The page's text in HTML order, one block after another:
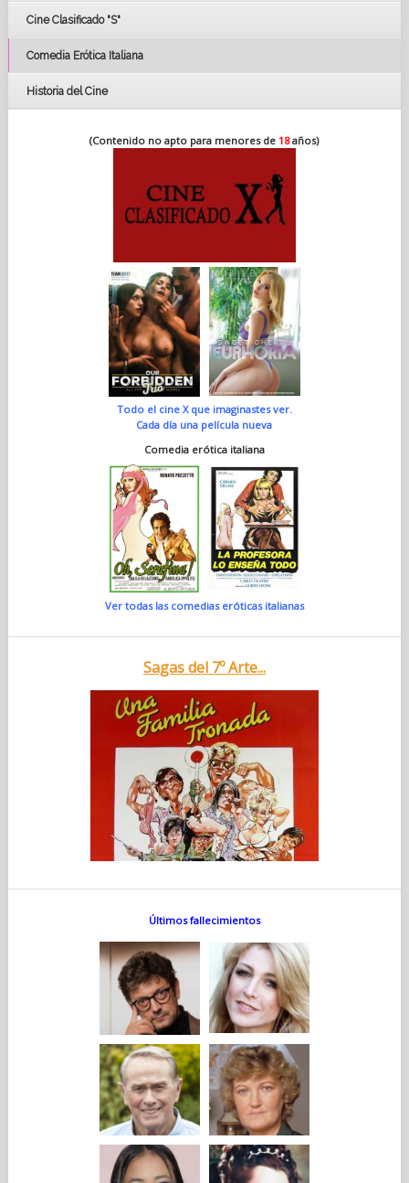
Cine Clasificado "S"
Comedia Erótica Italiana
Historia del Cine
(Contenido no apto para menores de 18años)
Todo el cine X que imaginastes ver.
Cada día una película nueva
Comedia erótica italiana
Ver todas las comedias eróticas italianas
Sagas del 7º Arte...
Últimos fallecimientos